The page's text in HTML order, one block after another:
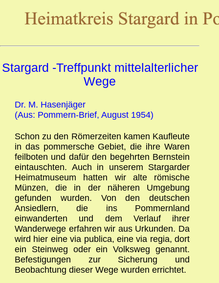
Stargard -Treffpunkt mittelalterlicher
Wege
Dr. M. Hasenjäger
(Aus: Pommern-Brief, August 1954)
Schon zu den Römerzeiten kamen Kaufleute
in das pommersche Gebiet, die ihre Waren
feilboten und dafür den begehrten Bernstein
eintauschten. Auch in unserem Stargarder
Heimatmuseum hatten wir alte römische
Münzen, die in der näheren Umgebung
gefunden wurden. Von den deutschen
Ansiedlern, die ins Pommernland
einwanderten und dem Verlauf ihrer
Wanderwege erfahren wir aus Urkunden. Da
wird hier eine via publica, eine via regia, dort
ein Steinweg oder ein Volksweg genannt.
Befestigungen zur Sicherung und
Beobachtung dieser Wege wurden errichtet.